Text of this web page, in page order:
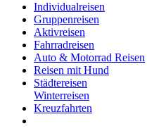
Individualreisen
Gruppenreisen
Aktivreisen
Fahrradreisen
Auto & Motorrad Reisen
Reisen mit Hund
Städtereisen
Winterreisen
Kreuzfahrten